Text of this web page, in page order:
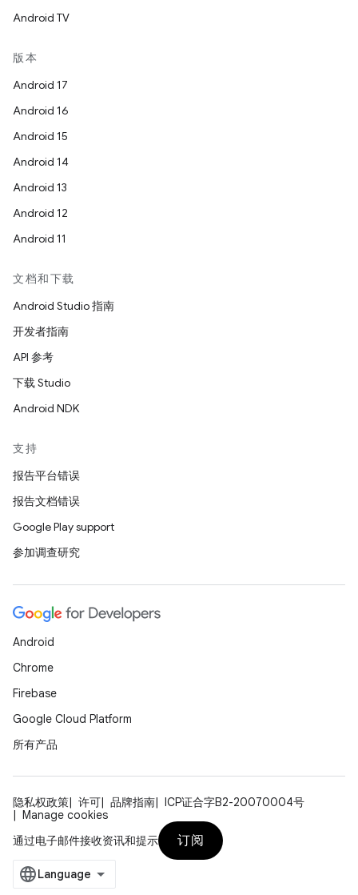
Android TV
版本
Android 17
Android 16
Android 15
Android 14
Android 13
Android 12
Android 11
文档和下载
Android Studio 指南
开发者指南
API 参考
下载 Studio
Android NDK
支持
报告平台错误
报告文档错误
Google Play support
参加调查研究
Android
Chrome
Firebase
Google Cloud Platform
所有产品
隐私权政策 许可 品牌指南
ICP证合字B2-20070004号
Manage cookies
通过电子邮件接收资讯和提示
订阅